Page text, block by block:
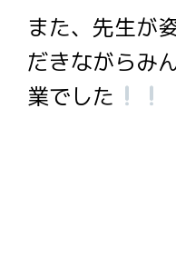
また、先生が
だきながらみ
業でした